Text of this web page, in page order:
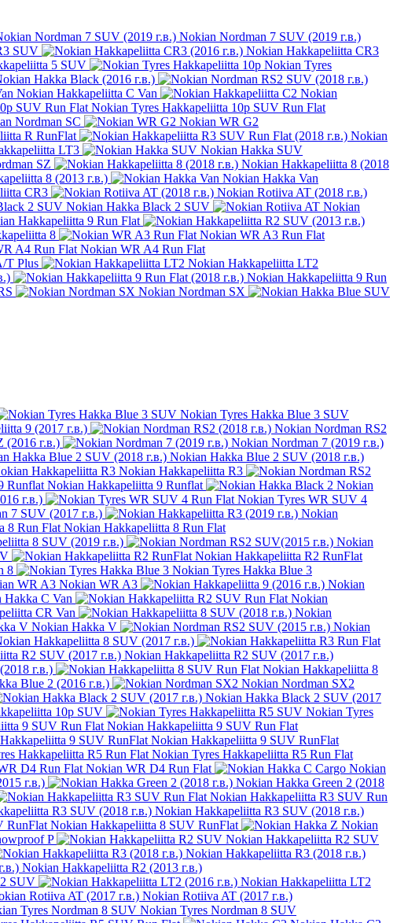
Nokian Nordman 7 SUV (2019 г.в.)
SUV
Nokian Hakkapeliitta CR3
5 SUV
Nokian Tyres
Hakka Black (2016 г.в.)
Nokian Hakkapeliitta C Van
Nokian
Nokian Tyres Hakkapeliitta 10p SUV Run Flat
Nordman SC
Nokian WR G2
R RunFlat
Nokian
LT3
Nokian Hakka SUV
SZ
Nokian Hakkapeliitta 8 (2018
8 (2013 г.в.)
Nokian Hakka Van
CR3
Nokian Rotiiva AT (2018 г.в.)
Nokian Hakka Black 2 SUV
Nokian
Hakkapeliitta 9 Run Flat
8
Nokian WR A3 Run Flat
Nokian WR A4 Run Flat
T Plus
Nokian Hakkapeliitta LT2
Nokian Hakkapeliitta 9 Run
Nokian Nordman SX
Nokian Tyres Hakka Blue 3 SUV
9 (2017 г.в.)
Nokian Nordman RS2
(2016 г.в.)
Nokian Nordman 7 (2019 г.в.)
Nokian Hakka Blue 2 SUV (2018 г.в.)
Nokian Hakkapeliitta R3
Nokian Hakkapeliitta 9 Runflat
Nokian
г.в.)
Nokian Tyres WR SUV 4
7 SUV (2017 г.в.)
Nokian
Nokian Hakkapeliitta 8 Run Flat
8 SUV (2019 г.в.)
Nokian
Nokian Hakkapeliitta R2 RunFlat
8
Nokian Tyres Hakka Blue 3
Nokian WR A3
Nokian
Hakka C Van
Nokian
CR Van
Nokian
Nokian Hakka V
Nokian
Hakkapeliitta 8 SUV (2017 г.в.)
Nokian Hakkapeliitta R2 SUV (2017 г.в.)
г.в.)
Nokian Hakkapeliitta 8
Blue 2 (2016 г.в.)
Nokian Nordman SX2
Nokian Hakka Black 2 SUV (2017
10p SUV
Nokian Tyres
Nokian Hakkapeliitta 9 SUV Run Flat
Nokian Hakkapeliitta 9 SUV RunFlat
Nokian Tyres Hakkapeliitta R5 Run Flat
Nokian WR D4 Run Flat
Nokian
г.в.)
Nokian Hakka Green 2 (2018
Nokian Hakkapeliitta R3 SUV Run
Nokian Hakkapeliitta R3 SUV (2018 г.в.)
Nokian Hakkapeliitta 8 SUV RunFlat
Nokian
P
Nokian Hakkapeliitta R2 SUV
Nokian Hakkapeliitta R3 (2018 г.в.)
Nokian Hakkapeliitta R2 (2013 г.в.)
SUV
Nokian Hakkapeliitta LT2
Nokian Rotiiva AT (2017 г.в.)
Nokian Tyres Nordman 8 SUV